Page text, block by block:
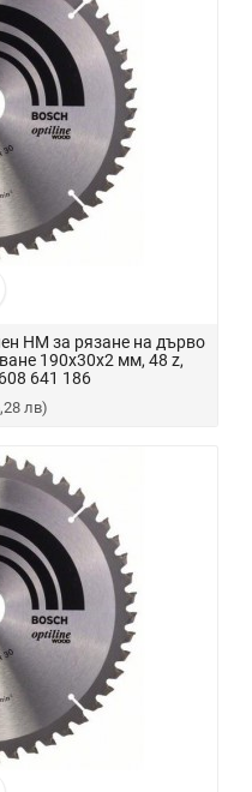
HM за рязане на дърво
190x30x2 мм, 48 z,
641 186
лв)